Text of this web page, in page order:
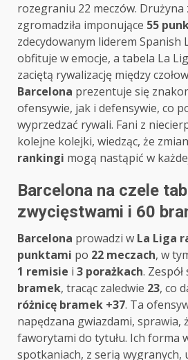
rozegraniu 22 meczów. Drużyna
zgromadziła imponujące 55
zdecydowanym liderem Spanish
obfituje w emocje, a tabela La
zaciętą rywalizację między
Barcelona prezentuje się
ofensywie, jak i defensywie, co
wyprzedzać rywali. Fani z
kolejne kolejki, wiedząc, że
rankingi mogą nastąpić w
Barcelona na czele
zwycięstwami i 60
Barcelona prowadzi w La Liga
punktami po 22 meczach, w
1 remisie i 3 porażkach. Zespół
bramek, tracąc zaledwie 23, co
różnicę bramek +37. Ta
napędzana gwiazdami, sprawia,
faworytami do tytułu. Ich forma
spotkaniach, z serią wygranych,